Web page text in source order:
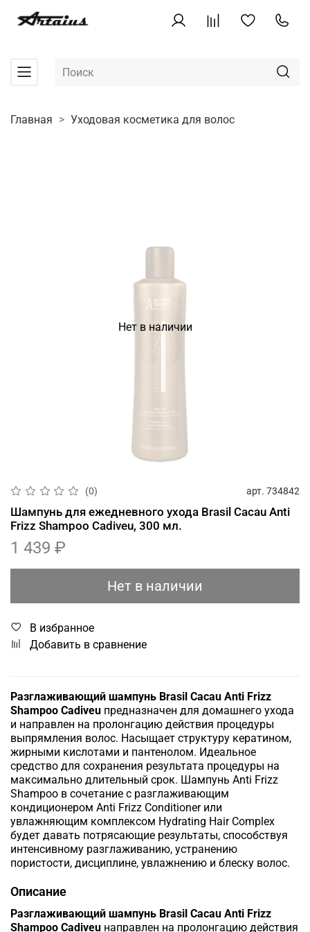
Главная Уходовая косметика для волос
Нет в наличии
(0) арт. 734842
Шампунь для ежедневного ухода Brasil Cacau Anti
Frizz Shampoo Cadiveu, 300 мл.
1 439 ₽
Нет в наличии
В избранное
Добавить в сравнение
Разглаживающий шампунь Brasil Cacau Anti Frizz
Shampoo Cadiveu предназначен для домашнего ухода
и направлен на пролонгацию действия процедуры
выпрямления волос. Насыщает структуру кератином,
жирными кислотами и пантенолом. Идеальное
средство для сохранения результата процедуры на
максимально длительный срок. Шампунь Anti Frizz
Shampoo в сочетание с разглаживающим
кондиционером Anti Frizz Conditioner или
увлажняющим комплексом Hydrating Hair Complex
будет давать потрясающие результаты, способствуя
интенсивному разглаживанию, устранению
пористости, дисциплине, увлажнению и блеску волос.
Описание
Разглаживающий шампунь Brasil Cacau Anti Frizz
Shampoo Cadiveu направлен на пролонгацию действия